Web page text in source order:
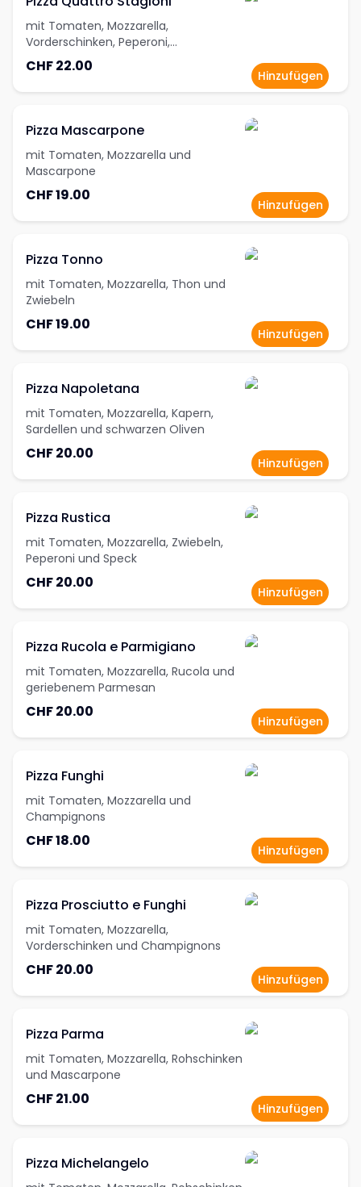
mit Tomaten, Mozzarella,
Vorderschinken, Peperoni,
Artischocken und Champignons
CHF 22.00
Hinzufügen
Pizza Mascarpone
mit Tomaten, Mozzarella und
Mascarpone
CHF 19.00
Hinzufügen
Pizza Tonno
mit Tomaten, Mozzarella, Thon und
Zwiebeln
CHF 19.00
Hinzufügen
Pizza Napoletana
mit Tomaten, Mozzarella, Kapern,
Sardellen und schwarzen Oliven
CHF 20.00
Hinzufügen
Pizza Rustica
mit Tomaten, Mozzarella, Zwiebeln,
Peperoni und Speck
CHF 20.00
Hinzufügen
Pizza Rucola e Parmigiano
mit Tomaten, Mozzarella, Rucola und
geriebenem Parmesan
CHF 20.00
Hinzufügen
Pizza Funghi
mit Tomaten, Mozzarella und
Champignons
CHF 18.00
Hinzufügen
Pizza Prosciutto e Funghi
mit Tomaten, Mozzarella,
Vorderschinken und Champignons
CHF 20.00
Hinzufügen
Pizza Parma
mit Tomaten, Mozzarella, Rohschinken
und Mascarpone
CHF 21.00
Hinzufügen
Pizza Michelangelo